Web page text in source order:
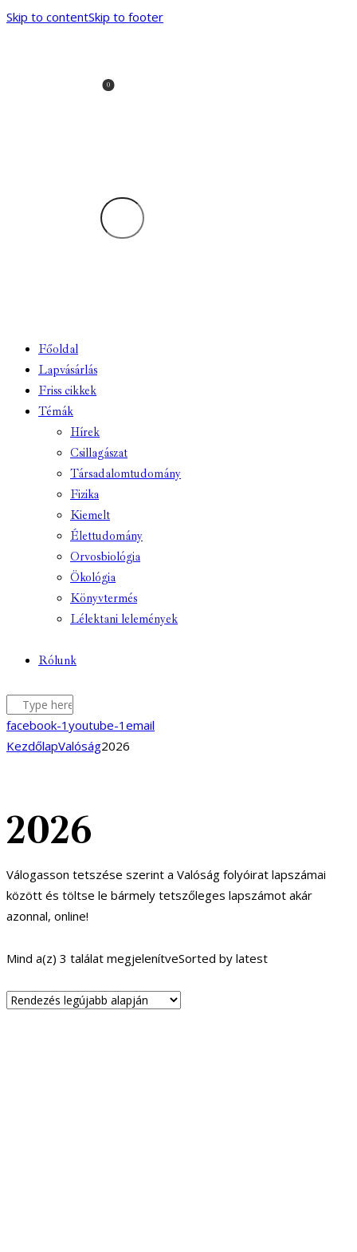
Skip to contentSkip to footer
0
Főoldal
Lapvásárlás
Friss cikkek
Témák
Hírek
Csillagászat
Társadalomtudomány
Fizika
Kiemelt
Élettudomány
Orvosbiológia
Ökológia
Könyvtermés
Lélektani lelemények
Rólunk
facebook-1 youtube-1 email
KezdőlapValóság2026
2026
Válogasson tetszése szerint a Valóság folyóirat lapszámai
között és töltse le bármely tetszőleges lapszámot akár
azonnal, online!
Mind a(z) 3 találat megjelenítveSorted by latest